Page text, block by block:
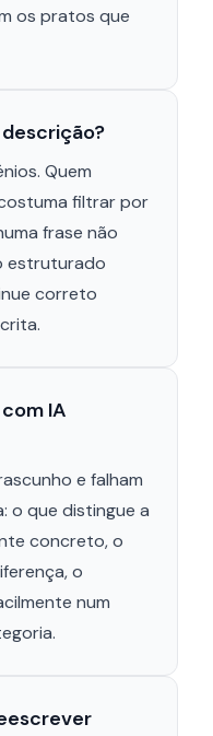
os pratos que
Quem
filtrar por
frase não
estruturado
correto
IA
e falham
o que distingue a
concreto, o
o
num